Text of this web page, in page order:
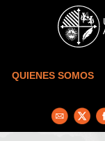
Skip to main content
QUIENES SOMOS